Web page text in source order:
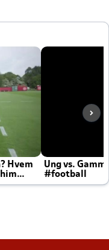
Hvem
Ung vs.
#football